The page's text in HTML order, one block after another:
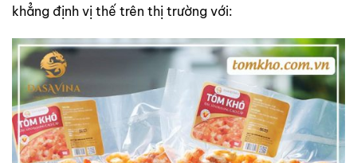
khẳng định vị thế trên thị trường với: